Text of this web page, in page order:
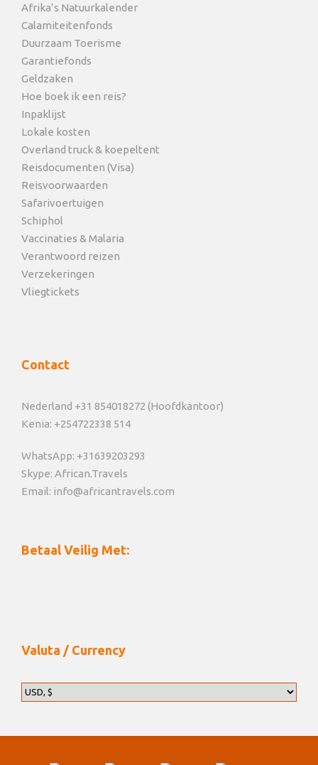
Afrika’s Natuurkalender
Calamiteitenfonds
Duurzaam Toerisme
Garantiefonds
Geldzaken
Hoe boek ik een reis?
Inpaklijst
Lokale kosten
Overland truck & koepeltent
Reisdocumenten (Visa)
Reisvoorwaarden
Safarivoertuigen
Schiphol
Vaccinaties & Malaria
Verantwoord reizen
Verzekeringen
Vliegtickets
Contact
Nederland +31 854018272 (Hoofdkantoor)
Kenia: +254722338 514
WhatsApp: +31639203293
Skype: African.Travels
Email: info@africantravels.com
Betaal Veilig Met:
Valuta / Currency